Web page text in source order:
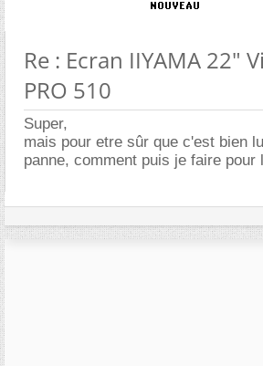
Re : Ecran IIYAMA 22"
PRO 510
Super,
mais pour etre sûr que c'est bien
panne, comment puis je faire pour